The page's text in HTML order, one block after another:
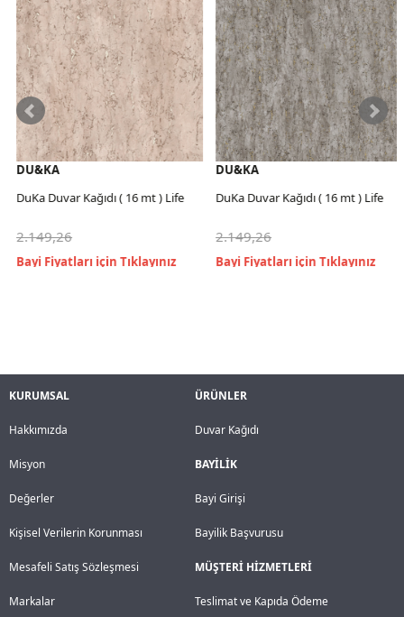
DU&KA
DuKa Duvar Kağıdı ( 16 mt ) Life
2.149,26
DU&KA
DuKa Duvar Kağıdı ( 16 mt ) Life
2.149,26
KURUMSAL
Hakkımızda
Misyon
Değerler
Kişisel Verilerin Korunması
Mesafeli Satış Sözleşmesi
Markalar
ÜRÜNLER
Duvar Kağıdı
BAYİLİK
Bayi Girişi
Bayilik Başvurusu
MÜŞTERİ HİZMETLERİ
Teslimat ve Kapıda Ödeme